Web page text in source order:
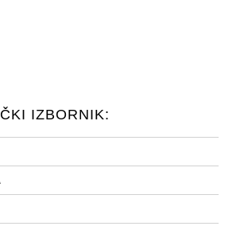
IZBORNIK: